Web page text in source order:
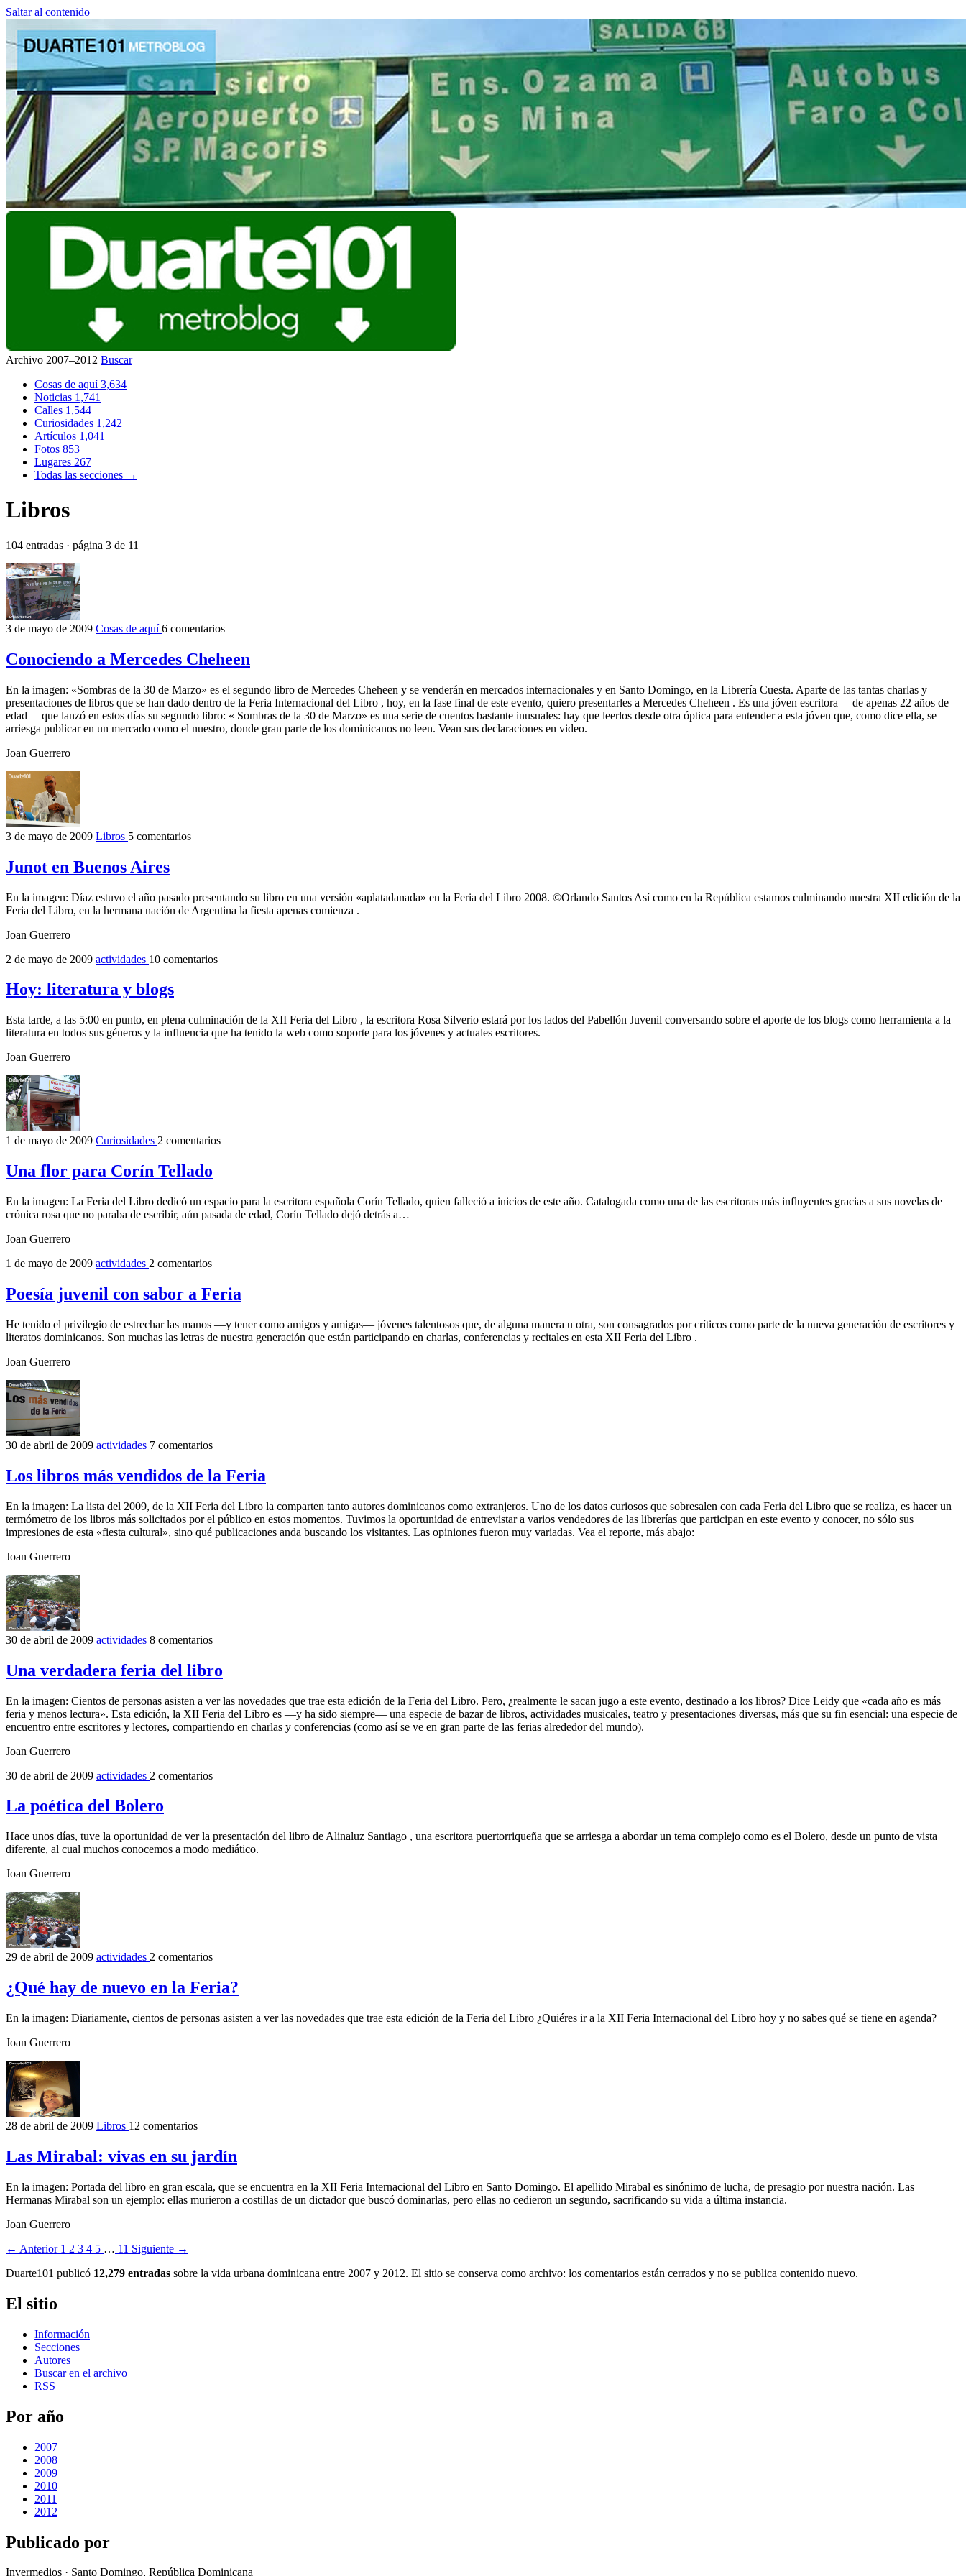
Saltar al contenido
Archivo 2007–2012 Buscar
Cosas de aquí3,634
Noticias 1,741
Calles 1,544
Curiosidades 1,242
Artículos 1,041
Fotos 853
Lugares 267
Todas las secciones →
Libros
104 entradas · página 3 de 11
3 de mayo de 2009 Cosas de aquí6 comentarios
Conociendo a Mercedes Cheheen
En la imagen: «Sombras de la 30 de Marzo» es el segundo libro de Mercedes Cheheen y se venderán en mercados internacionales y en Santo Domingo, en la Librería Cuesta. Aparte de las tantas charlas y
presentaciones de libros que se han dado dentro de la Feria Internacional del Libro , hoy, en la fase final de este evento, quiero presentarles a Mercedes Cheheen . Es una jóven escritora —de apenas 22 años de
edad— que lanzó en estos días su segundo libro: « Sombras de la 30 de Marzo» es una serie de cuentos bastante inusuales: hay que leerlos desde otra óptica para entender a esta jóven que, como dice ella, se
arriesga publicar en un mercado como el nuestro, donde gran parte de los dominicanos no leen. Vean sus declaraciones en video.
Joan Guerrero
3 de mayo de 2009 Libros 5 comentarios
Junot en Buenos Aires
En la imagen: Díaz estuvo el año pasado presentando su libro en una versión «aplatadanada» en la Feria del Libro 2008. ©Orlando Santos Así como en la República estamos culminando nuestra XII edición de la
Feria del Libro, en la hermana nación de Argentina la fiesta apenas comienza .
Joan Guerrero
2 de mayo de 2009 actividades 10 comentarios
Hoy: literatura y blogs
Esta tarde, a las 5:00 en punto, en plena culminación de la XII Feria del Libro , la escritora Rosa Silverio estará por los lados del Pabellón Juvenil conversando sobre el aporte de los blogs como herramienta a la
literatura en todos sus géneros y la influencia que ha tenido la web como soporte para los jóvenes y actuales escritores.
Joan Guerrero
1 de mayo de 2009 Curiosidades 2 comentarios
Una flor para Corín Tellado
En la imagen: La Feria del Libro dedicó un espacio para la escritora española Corín Tellado, quien falleció a inicios de este año. Catalogada como una de las escritoras más influyentes gracias a sus novelas de
crónica rosa que no paraba de escribir, aún pasada de edad, Corín Tellado dejó detrás a…
Joan Guerrero
1 de mayo de 2009 actividades 2 comentarios
Poesía juvenil con sabor a Feria
He tenido el privilegio de estrechar las manos —y tener como amigos y amigas— jóvenes talentosos que, de alguna manera u otra, son consagrados por críticos como parte de la nueva generación de escritores y
literatos dominicanos. Son muchas las letras de nuestra generación que están participando en charlas, conferencias y recitales en esta XII Feria del Libro .
Joan Guerrero
30 de abril de 2009 actividades 7 comentarios
Los libros más vendidos de la Feria
En la imagen: La lista del 2009, de la XII Feria del Libro la comparten tanto autores dominicanos como extranjeros. Uno de los datos curiosos que sobresalen con cada Feria del Libro que se realiza, es hacer un
termómetro de los libros más solicitados por el público en estos momentos. Tuvimos la oportunidad de entrevistar a varios vendedores de las librerías que participan en este evento y conocer, no sólo sus
impresiones de esta «fiesta cultural», sino qué publicaciones anda buscando los visitantes. Las opiniones fueron muy variadas. Vea el reporte, más abajo:
Joan Guerrero
30 de abril de 2009 actividades 8 comentarios
Una verdadera feria del libro
En la imagen: Cientos de personas asisten a ver las novedades que trae esta edición de la Feria del Libro. Pero, ¿realmente le sacan jugo a este evento, destinado a los libros? Dice Leidy que «cada año es más
feria y menos lectura». Esta edición, la XII Feria del Libro es —y ha sido siempre— una especie de bazar de libros, actividades musicales, teatro y presentaciones diversas, más que su fin esencial: una especie de
encuentro entre escritores y lectores, compartiendo en charlas y conferencias (como así se ve en gran parte de las ferias alrededor del mundo).
Joan Guerrero
30 de abril de 2009 actividades 2 comentarios
La poética del Bolero
Hace unos días, tuve la oportunidad de ver la presentación del libro de Alinaluz Santiago , una escritora puertorriqueña que se arriesga a abordar un tema complejo como es el Bolero, desde un punto de vista
diferente, al cual muchos conocemos a modo mediático.
Joan Guerrero
29 de abril de 2009 actividades 2 comentarios
¿Qué hay de nuevo en la Feria?
En la imagen: Diariamente, cientos de personas asisten a ver las novedades que trae esta edición de la Feria del Libro ¿Quiéres ir a la XII Feria Internacional del Libro hoy y no sabes qué se tiene en agenda?
Joan Guerrero
28 de abril de 2009 Libros 12 comentarios
Las Mirabal: vivas en su jardín
En la imagen: Portada del libro en gran escala, que se encuentra en la XII Feria Internacional del Libro en Santo Domingo. El apellido Mirabal es sinónimo de lucha, de presagio por nuestra nación. Las
Hermanas Mirabal son un ejemplo: ellas murieron a costillas de un dictador que buscó dominarlas, pero ellas no cedieron un segundo, sacrificando su vida a última instancia.
Joan Guerrero
← Anterior 1 2 3 4 5 … 11 Siguiente →
Duarte101 publicó 12,279 entradas sobre la vida urbana dominicana entre 2007 y 2012. El sitio se conserva como archivo: los comentarios están cerrados y no se publica contenido nuevo.
El sitio
Información
Secciones
Autores
Buscar en el archivo
RSS
Por año
2007
2008
2009
2010
2011
2012
Publicado por
Invermedios · Santo Domingo, República Dominicana